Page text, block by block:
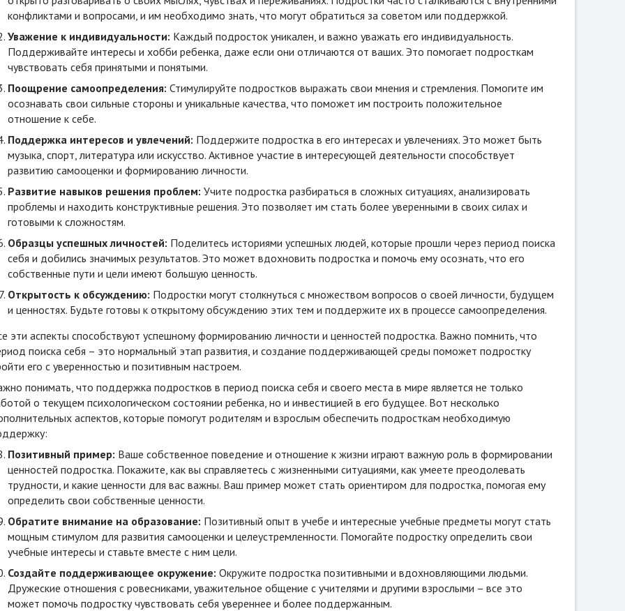
конфликтами и вопросами, и им необходимо знать, что могут обратиться за советом или поддержкой.
Уважение к индивидуальности: Каждый подросток уникален, и важно уважать его индивидуальность.
Поддерживайте интересы и хобби ребенка, даже если они отличаются от ваших. Это помогает подросткам
чувствовать себя принятыми и понятыми.
Поощрение самоопределения: Стимулируйте подростков выражать свои мнения и стремления. Помогите им
осознавать свои сильные стороны и уникальные качества, что поможет им построить положительное
отношение к себе.
Поддержка интересов и увлечений: Поддержите подростка в его интересах и увлечениях. Это может быть
музыка, спорт, литература или искусство. Активное участие в интересующей деятельности способствует
развитию самооценки и формированию личности.
Развитие навыков решения проблем: Учите подростка разбираться в сложных ситуациях, анализировать
проблемы и находить конструктивные решения. Это позволяет им стать более уверенными в своих силах и
готовыми к сложностям.
Образцы успешных личностей: Поделитесь историями успешных людей, которые прошли через период поиска
себя и добились значимых результатов. Это может вдохновить подростка и помочь ему осознать, что его
собственные пути и цели имеют большую ценность.
Открытость к обсуждению: Подростки могут столкнуться с множеством вопросов о своей личности, будущем
и ценностях. Будьте готовы к открытому обсуждению этих тем и поддержите их в процессе самоопределения.
эти аспекты способствуют успешному формированию личности и ценностей подростка. Важно помнить, что
поиска себя – это нормальный этап развития, и создание поддерживающей среды поможет подростку
его с уверенностью и позитивным настроем.
понимать, что поддержка подростков в период поиска себя и своего места в мире является не только
о текущем психологическом состоянии ребенка, но и инвестицией в его будущее. Вот несколько
аспектов, которые помогут родителям и взрослым обеспечить подросткам необходимую
Позитивный пример: Ваше собственное поведение и отношение к жизни играют важную роль в формировании
ценностей подростка. Покажите, как вы справляетесь с жизненными ситуациями, как умеете преодолевать
трудности, и какие ценности для вас важны. Ваш пример может стать ориентиром для подростка, помогая ему
определить свои собственные ценности.
Обратите внимание на образование: Позитивный опыт в учебе и интересные учебные предметы могут стать
мощным стимулом для развития самооценки и целеустремленности. Помогайте подростку определить свои
учебные интересы и ставьте вместе с ним цели.
Создайте поддерживающее окружение: Окружите подростка позитивными и вдохновляющими людьми.
Дружеские отношения с ровесниками, уважительное общение с учителями и другими взрослыми – все это
может помочь подростку чувствовать себя увереннее и более поддержанным.